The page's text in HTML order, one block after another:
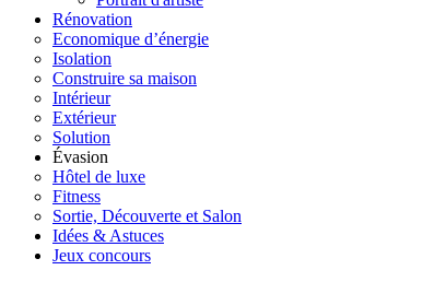
Rénovation
Economique d’énergie
Isolation
Construire sa maison
Intérieur
Extérieur
Solution
Évasion
Hôtel de luxe
Fitness
Sortie, Découverte et Salon
Idées & Astuces
Jeux concours